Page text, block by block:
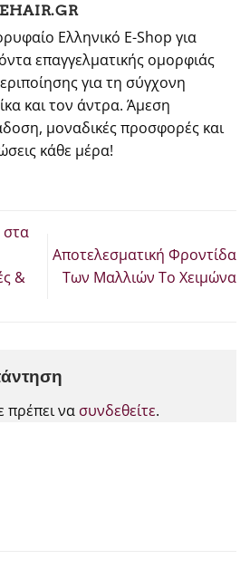
Ελληνικό E-Shop για
επαγγελματικής ομορφιάς
για τη σύγχονη
και τον άντρα. Άμεση
μοναδικές προσφορές και
κάθε μέρα!
&
Αποτελεσματική Φροντίδα
Των Μαλλιών Το Χειμώνα
πρέπει να συνδεθείτε.